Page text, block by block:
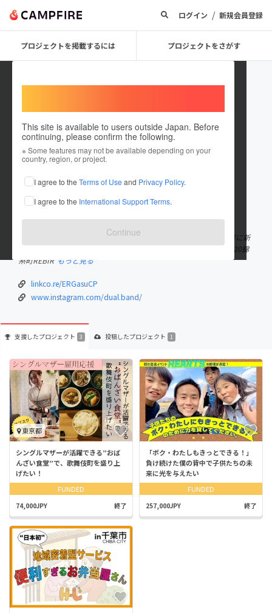
ログイン / 新規会員登録
プロジェクトを掲載するには プロジェクトをさがす
This site is available to users outside Japan. Before
continuing, please confirm the following.
※ Some features may not be available depending on your
country, region, or project.
I agree to the Terms of Use and Privacy Policy.
I agree to the International Support Terms.
Continue
dualshachoband
これまでに3回支援して1件のプロジェクトを投稿しています
在住国：日本 現在地：東京都
出身国：日本 出身地：東京都
▼社長バンドことDUAL(デュアル) ▼メンバー全員社長 ▼音楽業界に新
たなバブルを ▼20200207錦糸町REBIRTH / SOLDOUT ▼20191220錦
糸町REBIR もっと見る
linkco.re/ERGasuCP
www.instagram.com/dual.band/
支援したプロジェクト 3 投稿したプロジェクト 1
東京都
シングルマザーが活躍できる”おば
んざい食堂”で、歌舞伎町を盛り上
げたい！
FUNDED
74,000JPY 終了
「ボク・わたしもきっとできる！」
負け続けた僕の背中で子供たちの未
来に光を与えたい
FUNDED
257,000JPY 終了